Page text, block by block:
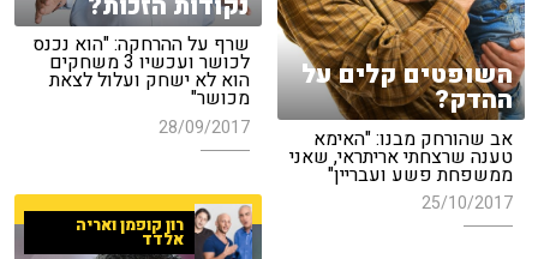
השופטים קלים על
ההדק?
אב שהורחק מבנו: "האימא
טענה שרצחתי אריתראי, שאני
ממשפחת פשע ועבריין"
25/10/2017
שרף על ההרחקה: "הוא נכנס
לכושר ועכשיו 3 משחקים
הוא לא ישחק ועלול לצאת
מכושר"
28/09/2017
רון קופמן ואריה
אלדד